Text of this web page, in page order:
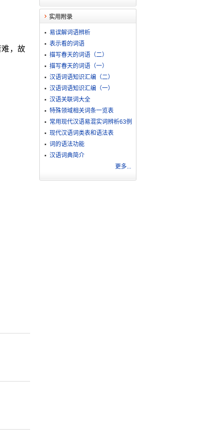
，故
实用附录
易误解词语辨析
表示看的词语
描写春天的词语（二）
描写春天的词语（一）
汉语词语知识汇编（二）
汉语词语知识汇编（一）
汉语关联词大全
特殊领域相关词条一览表
常用现代汉语易混实词辨析63例
现代汉语词类表和语法表
词的语法功能
汉语词典简介
更多...